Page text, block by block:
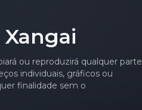
ou reproduzirá qualquer parte
individuais, gráficos ou
finalidade sem o